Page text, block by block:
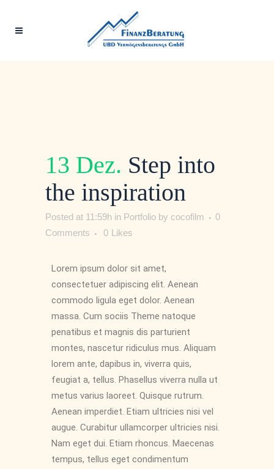
13 Dez. Step into
the inspiration
Posted at 11:59h in Portfolio by cocofilm
0
Comments
0 Likes
Lorem ipsum dolor sit amet,
consectetuer adipiscing elit. Aenean
commodo ligula eget dolor. Aenean
massa. Cum sociis Theme natoque
penatibus et magnis dis parturient
montes, nascetur ridiculus mus. Aliquam
lorem ante, dapibus in, viverra quis,
feugiat a, tellus. Phasellus viverra nulla ut
metus varius laoreet. Quisque rutrum.
Aenean imperdiet. Etiam ultricies nisi vel
augue. Curabitur ullamcorper ultricies nisi.
Nam eget dui. Etiam rhoncus. Maecenas
tempus, tellus eget condimentum